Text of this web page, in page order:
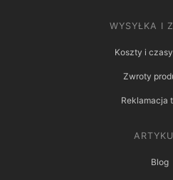
WYSYŁKA I
Koszty i
Zwroty
Reklamacja
Blog